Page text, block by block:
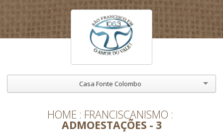
Casa Fonte Colombo
HOME FRANCISCANISMO
ADMOESTAÇÕES - 3